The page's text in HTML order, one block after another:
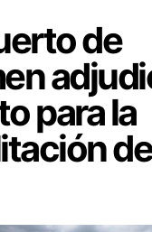
de
para la